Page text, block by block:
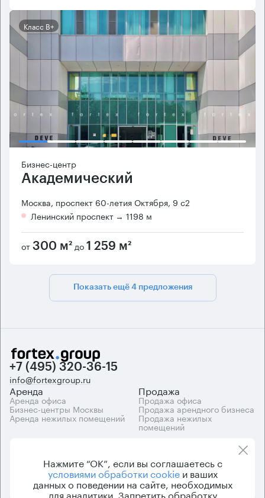
Класс B+
Бизнес-центр
Академический
Москва, проспект 60-летия Октября, 9 с2
Ленинский проспект → 1198 м
от 300 м² до 1 259 м²
Показать ещё 4 предложения
+7 (495) 320-36-15
info@fortexgroup.ru
Аренда
Аренда офиса
Бизнес-центры Москвы
Аренда нежилых помещений
Продажа
Продажа офиса
Продажа арендного бизнеса
Продажа нежилых
помещений
Каталог бизнес-центров О компании
Вакансии
Контакты
Нажмите “ОК”, если вы соглашаетесь с
условиями обработки cookieи ваших
данных о поведении на сайте, необходимых
для аналитики. Запретить обработку